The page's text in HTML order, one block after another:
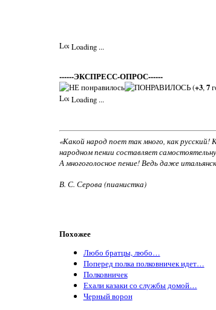
Loading ...
------ЭКСПРЕСС-ОПРОС------
(+3,7
Loading ...
«Какой народ поет так много, как русский!
народном пении составляет
А многоголосное пение! Ведь даже
В. С. Серова (пианистка)
Похожее
Любо братцы, любо…
Поперед полка полковничек идет…
Полковничек
Ехали казаки со службы домой…
Черный ворон